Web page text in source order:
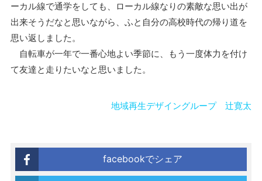
ーカル線で通学をしても、ローカル線なりの素敵な思い出が
出来そうだなと思いながら、ふと自分の高校時代の帰り道を
思い返しました。
自転車が一年で一番心地よい季節に、もう一度体力を付け
て友達と走りたいなと思いました。
地域再生デザイングループ 辻寛太
facebookでシェア